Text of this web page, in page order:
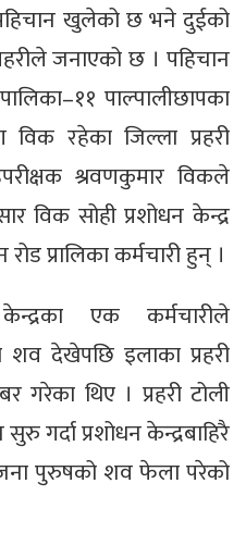
खुलेको छ भने दुईको
जनाएको छ । पहिचान
पाल्पालीछापका
विक रहेका जिल्ला प्रहरी
श्रवणकुमार विकले
विक सोही प्रशोधन केन्द्र
प्रालिका कर्मचारी हुन् ।
एक कर्मचारीले
शव देखेपछि इलाका प्रहरी
गरेका थिए । प्रहरी टोली
गर्दा प्रशोधन केन्द्रबाहिरै
पुरुषको शव फेला परेको